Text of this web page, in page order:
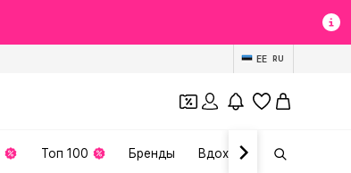
EE RU
Топ 100 Бренды Вдохновение